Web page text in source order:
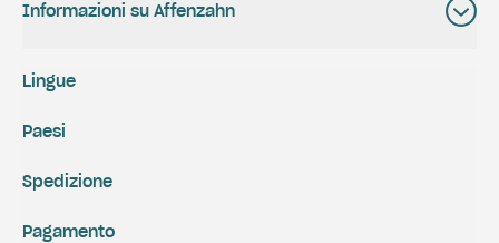
Informazioni su Affenzahn
Spedizione
Pagamento
Lingue
Paesi